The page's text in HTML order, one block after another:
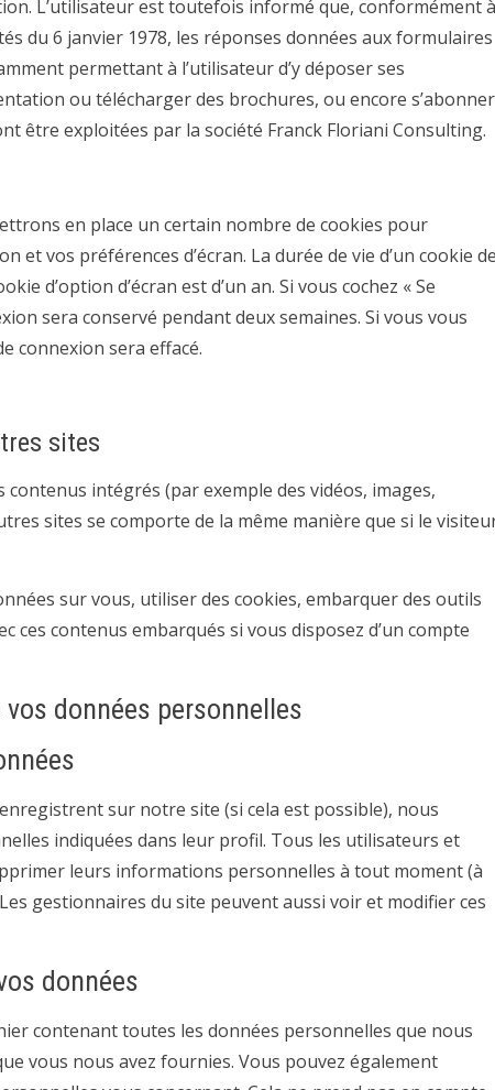
L’utilisateur est toutefois informé que, conformément à
du 6 janvier 1978, les réponses données aux formulaires
permettant à l’utilisateur d’y déposer ses
ou télécharger des brochures, ou encore s’abonner
être exploitées par la société Franck Floriani Consulting.
en place un certain nombre de cookies pour
vos préférences d’écran. La durée de vie d’un cookie de
d’option d’écran est d’un an. Si vous cochez « Se
sera conservé pendant deux semaines. Si vous vous
connexion sera effacé.
sites
intégrés (par exemple des vidéos, images,
sites se comporte de la même manière que si le
sur vous, utiliser des cookies, embarquer des outils
ces contenus embarqués si vous disposez d’un compte
données personnelles
sur notre site (si cela est possible), nous
indiquées dans leur profil. Tous les utilisateurs et
leurs informations personnelles à tout moment (à
gestionnaires du site peuvent aussi voir et modifier ces
données
contenant toutes les données personnelles que nous
vous nous avez fournies. Vous pouvez également